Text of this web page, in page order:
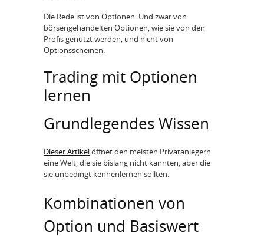
Die Rede ist von Optionen. Und zwar von
börsengehandelten Optionen, wie sie von den
Profis genutzt werden, und nicht von
Optionsscheinen.
Trading mit Optionen
lernen
Grundlegendes Wissen
Dieser Artikelöffnet den meisten Privatanlegern
eine Welt, die sie bislang nicht kannten, aber die
sie unbedingt kennenlernen sollten.
Kombinationen von
Option und Basiswert